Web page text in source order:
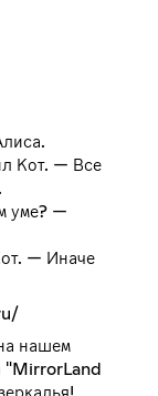
Кот. — Все
уме? —
— Иначе
нашем
"MirrorLand